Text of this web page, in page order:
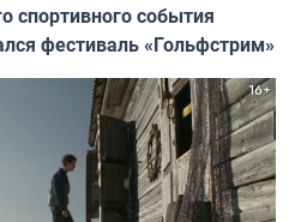
спортивного события
фестиваль «Гольфстрим»